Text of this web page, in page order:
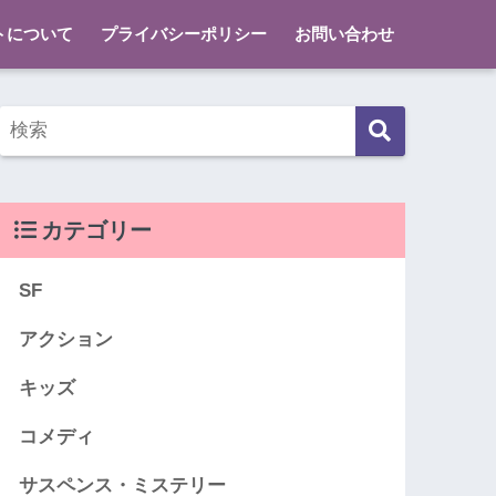
について プライバシーポリシー お問い合わせ
カテゴリー
SF
アクション
キッズ
コメディ
サスペンス・ミステリー